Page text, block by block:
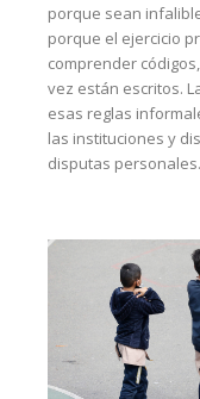
porque sean
porque el ejercicio
comprender
vez están escritos.
esas reglas
las instituciones y
disputas personales.